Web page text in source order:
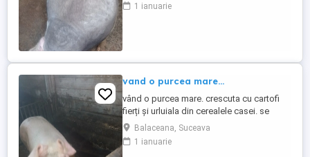
1 ianuarie
vand o purcea mare...
vând o purcea mare. crescuta cu cartofi
fierți și urluiala din cerealele casei. se
poate vedea in loc Bălăceana.
Balaceana, Suceava
1 ianuarie